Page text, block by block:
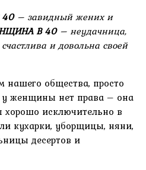
– завидный жених и
В 40– неудачница,
и довольна своей
нашего общества, просто
женщины нет права – она
хорошо исключительно в
кухарки, уборщицы, няни,
десертов и